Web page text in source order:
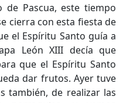
Pascua, este tiempo
cierra con esta fiesta de
el Espíritu Santo guía a
León XIII decía que
que el Espíritu Santo
dar frutos. Ayer tuve
también, de realizar las